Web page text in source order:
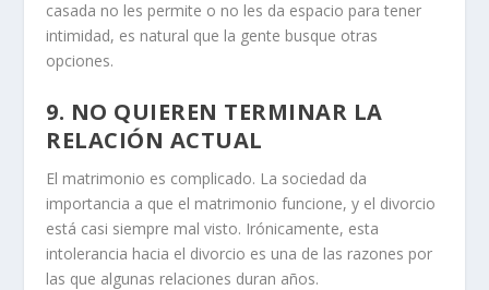
casada no les permite o no les da espacio para tener
intimidad, es natural que la gente busque otras
opciones.
9. NO QUIEREN TERMINAR LA
RELACIÓN ACTUAL
El matrimonio es complicado. La sociedad da
importancia a que el matrimonio funcione, y el divorcio
está casi siempre mal visto. Irónicamente, esta
intolerancia hacia el divorcio es una de las razones por
las que algunas relaciones duran años.